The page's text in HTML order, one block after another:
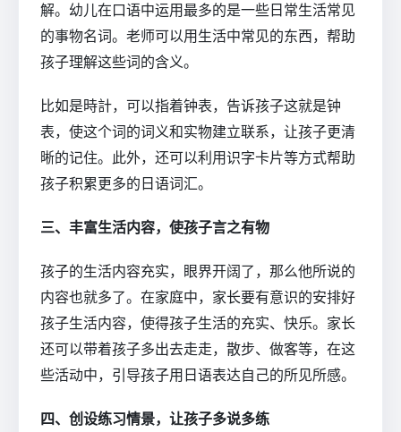
解。幼儿在口语中运用最多的是一些日常生活常见
的事物名词。老师可以用生活中常见的东西，帮助
孩子理解这些词的含义。
比如是時計，可以指着钟表，告诉孩子这就是钟
表，使这个词的词义和实物建立联系，让孩子更清
晰的记住。此外，还可以利用识字卡片等方式帮助
孩子积累更多的日语词汇。
三、丰富生活内容，使孩子言之有物
孩子的生活内容充实，眼界开阔了，那么他所说的
内容也就多了。在家庭中，家长要有意识的安排好
孩子生活内容，使得孩子生活的充实、快乐。家长
还可以带着孩子多出去走走，散步、做客等，在这
些活动中，引导孩子用日语表达自己的所见所感。
四、创设练习情景，让孩子多说多练